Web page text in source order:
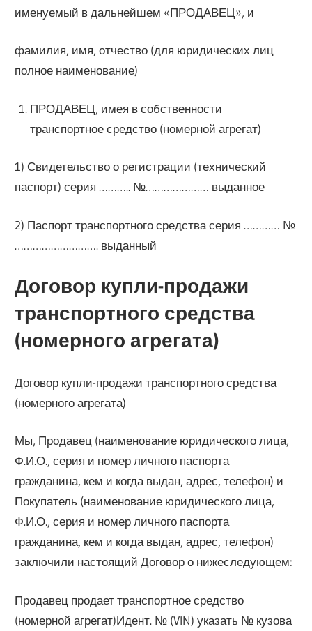
именуемый в дальнейшем «ПРОДАВЕЦ», и
фамилия, имя, отчество (для юридических лиц
полное наименование)
ПРОДАВЕЦ, имея в собственности
транспортное средство (номерной агрегат)
1) Свидетельство о регистрации (технический
паспорт) серия ……….. №………………… выданное
2) Паспорт транспортного средства серия ………… №
………………………. выданный
Договор купли-продажи
транспортного средства
(номерного агрегата)
Договор купли-продажи транспортного средства
(номерного агрегата)
Мы, Продавец (наименование юридического лица,
Ф.И.О., серия и номер личного паспорта
гражданина, кем и когда выдан, адрес, телефон) и
Покупатель (наименование юридического лица,
Ф.И.О., серия и номер личного паспорта
гражданина, кем и когда выдан, адрес, телефон)
заключили настоящий Договор о нижеследующем:
Продавец продает транспортное средство
(номерной агрегат)Идент. № (VIN) указать № кузова